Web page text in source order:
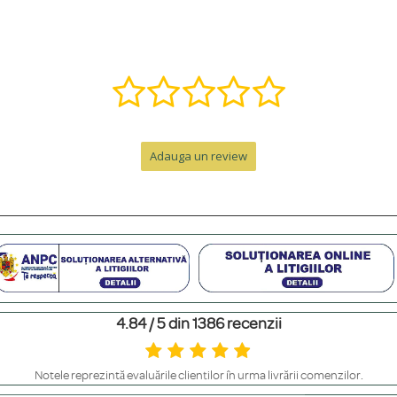
la care se adaugă timpul de livrare.
Pentru un cadou memorabil, poți adăuga o cutie premium cu
să le ferești de contactul direct cu parfumuri sau creme, să le scoți înainte
Adauga un review
4.84 / 5 din 1386 recenzii
Notele reprezintă evaluările clienților în urma livrării comenzilor.